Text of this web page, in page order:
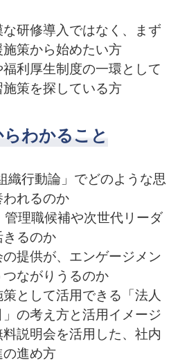
研修導入ではなく、まず
策から始めたい方
利厚生制度の一環として
策を探している方
わかること
織行動論」でどのような思
れるのか
管理職候補や次世代リーダ
るのか
提供が、エンゲージメン
つながりうるのか
として活用できる「法人
の考え方と活用イメージ
説明会を活用した、社内
進め方